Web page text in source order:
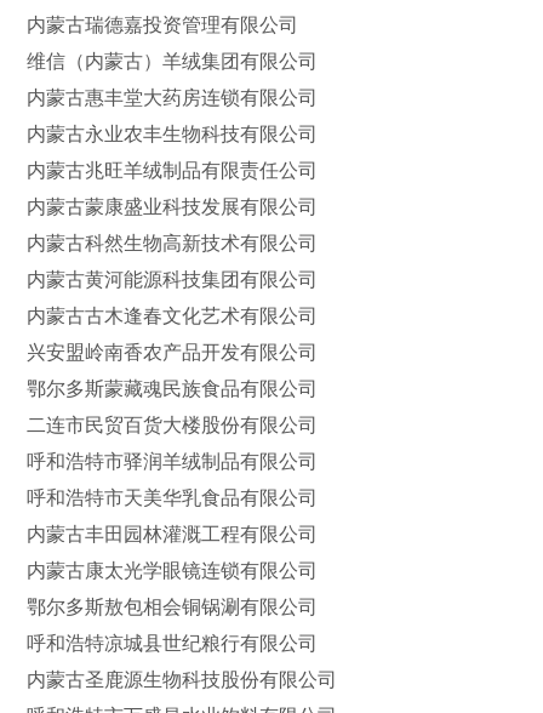
内蒙古瑞德嘉投资管理有限公司
维信（内蒙古）羊绒集团有限公司
内蒙古惠丰堂大药房连锁有限公司
内蒙古永业农丰生物科技有限公司
内蒙古兆旺羊绒制品有限责任公司
内蒙古蒙康盛业科技发展有限公司
内蒙古科然生物高新技术有限公司
内蒙古黄河能源科技集团有限公司
内蒙古古木逢春文化艺术有限公司
兴安盟岭南香农产品开发有限公司
鄂尔多斯蒙藏魂民族食品有限公司
二连市民贸百货大楼股份有限公司
呼和浩特市驿润羊绒制品有限公司
呼和浩特市天美华乳食品有限公司
内蒙古丰田园林灌溉工程有限公司
内蒙古康太光学眼镜连锁有限公司
鄂尔多斯敖包相会铜锅涮有限公司
呼和浩特凉城县世纪粮行有限公司
内蒙古圣鹿源生物科技股份有限公司